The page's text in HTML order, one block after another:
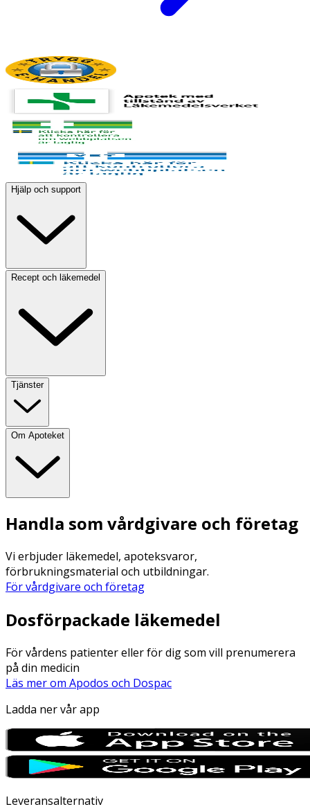
Hjälp och support
Recept och läkemedel
Tjänster
Om Apoteket
Handla som vårdgivare och företag
Vi erbjuder läkemedel, apoteksvaror,
förbrukningsmaterial och utbildningar.
För vårdgivare och företag
Dosförpackade läkemedel
För vårdens patienter eller för dig som vill prenumerera
på din medicin
Läs mer om Apodos och Dospac
Ladda ner vår app
Leveransalternativ